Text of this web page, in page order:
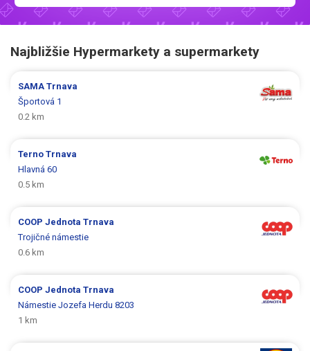
Najbližšie Hypermarkety a supermarkety
SAMATrnava
Športová 1
0.2 km
TernoTrnava
Hlavná 60
0.5 km
COOP JednotaTrnava
Trojičné námestie
0.6 km
COOP JednotaTrnava
Námestie Jozefa Herdu 8203
1 km